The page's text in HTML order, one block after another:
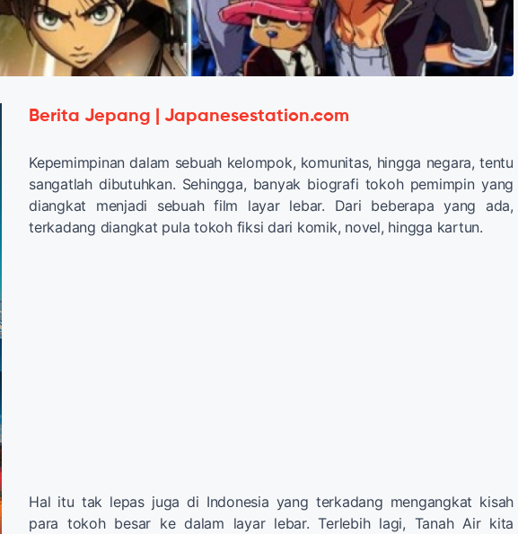
Berita Jepang | Japanesestation.com
Kepemimpinan dalam sebuah kelompok, komunitas, hingga negara, tentu
sangatlah dibutuhkan. Sehingga, banyak biografi tokoh pemimpin yang
diangkat menjadi sebuah film layar lebar. Dari beberapa yang ada,
terkadang diangkat pula tokoh fiksi dari komik, novel, hingga kartun.
Hal itu tak lepas juga di Indonesia yang terkadang mengangkat kisah
para tokoh besar ke dalam layar lebar. Terlebih lagi, Tanah Air kita